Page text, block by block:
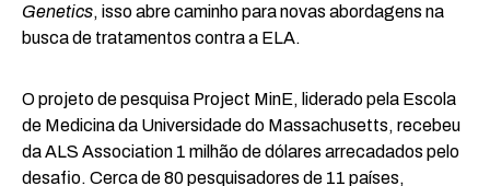
Genetics, isso abre caminho para novas abordagens na
busca de tratamentos contra a ELA.
O projeto de pesquisa Project MinE, liderado pela Escola
de Medicina da Universidade do Massachusetts, recebeu
da ALS Association 1 milhão de dólares arrecadados pelo
desafio. Cerca de 80 pesquisadores de 11 países,